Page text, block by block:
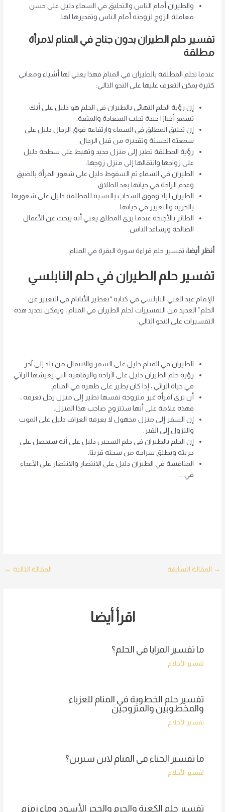
والطيران أمام الناس والتحليق في السماء دليل على حسن
معاملة الزوج لزوجته أمام الناس وتقديرها لها.
تفسير حلم الطيران بدون جناح في المنام لامرأة
مطلقة
عندما تحلم المطلقة بالطيران في المنام فهذا يعني لها أشياء ومعاني
كثيرة يمكن التعرف عليها على النحو التالي:
إن رؤية الحلم النهائي بالطيران في الحلم هو دليل على أنك
تسمع أخبارًا جيدة تجلب السعادة والمتعة.
إن تحليق المطلق في السماء وارتفاعه فوق الرجال دليل على
سمعته الحسنة وتقديره من قبل الرجال.
رؤية المطلقة تطير إلى منزل جديد وتهبط على سطحه دليل
على زواجها وانتقالها إلى منزل زوجها.
الطيران في السماء ثم السقوط دليل على شعور المرأة بالضيق
وعدم الراحة في حياتها بعد الطلاق.
الطيران ليلا وفوق السحاب بالنسبة للمطلقة دليل على شعورها
بالحرية والتغيير في حياتها.
الطائر بالأجنحة عندما يرى المطلق يعني أنه يبحث عن الأعمال
الصالحة ويساعد الناس.
أنظر أيضا: تفسير حلم قراءة سورة البقرة في المنام
تفسير حلم الطيران في حلم النابلسي
للإمام عبد الغني النابلسي في كتابه “تعطير الأنانام في التعبير عن
الحلم” العديد من التفسيرات لحلم الطيران في المنام ، ويمكن تحديد هذه
التفسيرات على النحو التالي:
الطيران في المنام دليل على السفر والانتقال من بلد إلى آخر.
رؤية حلم الطيران دليل على الراحة والرفاهية التي يعيشها الرائي
في حياة الرائي ، إذا كان يطير على ظهره في المنام.
أن ترى امرأة غير متزوجة نفسها تطير إلى منزل رجل تعرفه ،
فهذه علامة على أنها ستتزوج صاحب هذا المنزل.
إن السفر إلى منزل مجهول لا يعرفه العراف دليل على الموت
والنزول إلى القبر.
إن الحلم بالطيران في حلم السجين دليل على أنه سيحصل على
حريته ويطلق سراحه من سجنه قريبًا.
المنافسة في الطيران دليل على الانتصار والانتصار على الأعداء
في …
Post
→ المقالة السابقة المقالة التالية ←
اقرأ أيضا
ما تفسير المرايا في الحلم؟
تفسير الأحلام
تفسير حلم الخطوبة في المنام للعزباء
والمخطوبين والمتزوجين
تفسير الأحلام
ما تفسير الحناء في المنام لابن سيرين؟
تفسير الأحلام
تفسير حلم الكعبة والحرم والحجر الأسود وماء زمزم